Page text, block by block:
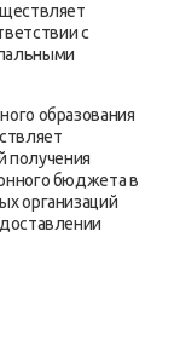
с
образования
получения
бюджета в
организаций